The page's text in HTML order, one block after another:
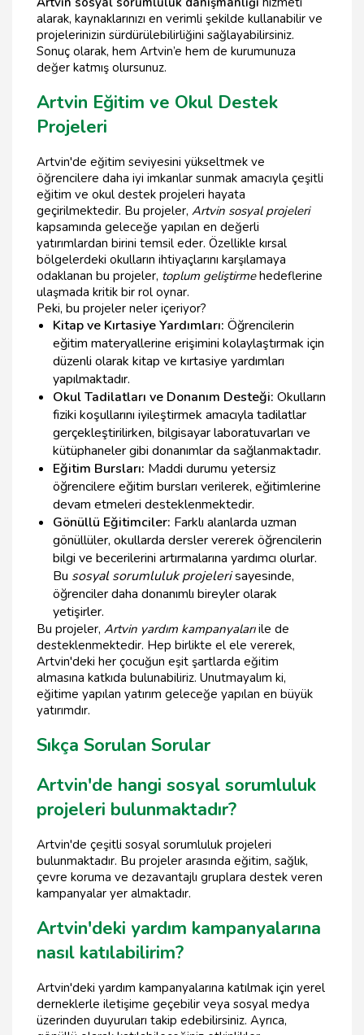
alarak, kaynaklarınızı en verimli şekilde kullanabilir ve
projelerinizin sürdürülebilirliğini sağlayabilirsiniz.
Sonuç olarak, hem Artvin’e hem de kurumunuza
değer katmış olursunuz.
Artvin Eğitim ve Okul Destek
Projeleri
Artvin'de eğitim seviyesini yükseltmek ve
öğrencilere daha iyi imkanlar sunmak amacıyla çeşitli
eğitim ve okul destek projeleri hayata
geçirilmektedir. Bu projeler, Artvin sosyal projeleri
kapsamında geleceğe yapılan en değerli
yatırımlardan birini temsil eder. Özellikle kırsal
bölgelerdeki okulların ihtiyaçlarını karşılamaya
odaklanan bu projeler, toplum geliştirmehedeflerine
ulaşmada kritik bir rol oynar.
Peki, bu projeler neler içeriyor?
Kitap ve Kırtasiye Yardımları: Öğrencilerin
eğitim materyallerine erişimini kolaylaştırmak için
düzenli olarak kitap ve kırtasiye yardımları
yapılmaktadır.
Okul Tadilatları ve Donanım Desteği: Okulların
fiziki koşullarını iyileştirmek amacıyla tadilatlar
gerçekleştirilirken, bilgisayar laboratuvarları ve
kütüphaneler gibi donanımlar da sağlanmaktadır.
Eğitim Bursları: Maddi durumu yetersiz
öğrencilere eğitim bursları verilerek, eğitimlerine
devam etmeleri desteklenmektedir.
Gönüllü Eğitimciler: Farklı alanlarda uzman
gönüllüler, okullarda dersler vererek öğrencilerin
bilgi ve becerilerini artırmalarına yardımcı olurlar.
Bu sosyal sorumluluk projelerisayesinde,
öğrenciler daha donanımlı bireyler olarak
yetişirler.
Bu projeler, Artvin yardım kampanyalarıile de
desteklenmektedir. Hep birlikte el ele vererek,
Artvin'deki her çocuğun eşit şartlarda eğitim
almasına katkıda bulunabiliriz. Unutmayalım ki,
eğitime yapılan yatırım geleceğe yapılan en büyük
yatırımdır.
Sıkça Sorulan Sorular
Artvin'de hangi sosyal sorumluluk
projeleri bulunmaktadır?
Artvin'de çeşitli sosyal sorumluluk projeleri
bulunmaktadır. Bu projeler arasında eğitim, sağlık,
çevre koruma ve dezavantajlı gruplara destek veren
kampanyalar yer almaktadır.
Artvin'deki yardım kampanyalarına
nasıl katılabilirim?
Artvin'deki yardım kampanyalarına katılmak için yerel
derneklerle iletişime geçebilir veya sosyal medya
üzerinden duyuruları takip edebilirsiniz. Ayrıca,